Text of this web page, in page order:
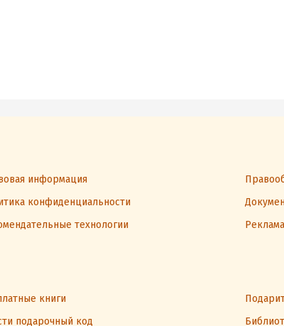
информация
конфиденциальности
технологии
книги
подарочный код